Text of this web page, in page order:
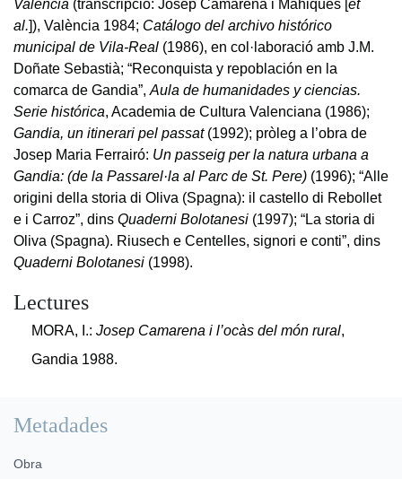
València (transcripció: Josep Camarena i Mahiques [et
al.]), València 1984; Catálogo del archivo histórico
municipal de Vila-Real (1986), en col·laboració amb J.M.
Doñate Sebastià; “Reconquista y repoblación en la
comarca de Gandia”, Aula de humanidades y ciencias.
Serie histórica, Academia de Cultura Valenciana (1986);
Gandia, un itinerari pel passat(1992); pròleg a l’obra de
Josep Maria Ferrairó: Un passeig per la natura urbana a
Gandia: (de la Passarel·la al Parc de St. Pere) (1996); “Alle
origini della storia di Oliva (Spagna): il castello di Rebollet
e i Carroz”, dins Quaderni Bolotanesi (1997); “La storia di
Oliva (Spagna). Riusech e Centelles, signori e conti”, dins
Quaderni Bolotanesi (1998).
Lectures
MORA, I.: Josep Camarena i l’ocàs del món rural,
Gandia 1988.
Metadades
Obra